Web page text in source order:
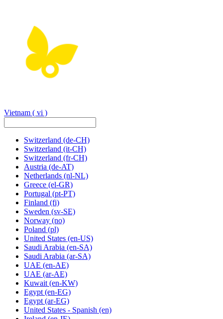
Vietnam ( vi )
Switzerland (de-CH)
Switzerland (it-CH)
Switzerland (fr-CH)
Austria (de-AT)
Netherlands (nl-NL)
Greece (el-GR)
Portugal (pt-PT)
Finland (fi)
Sweden (sv-SE)
Norway (no)
Poland (pl)
United States (en-US)
Saudi Arabia (en-SA)
Saudi Arabia (ar-SA)
UAE (en-AE)
UAE (ar-AE)
Kuwait (en-KW)
Egypt (en-EG)
Egypt (ar-EG)
United States - Spanish (en)